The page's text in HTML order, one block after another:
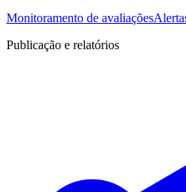
Monitoramento de avaliações
Publicação e relatórios